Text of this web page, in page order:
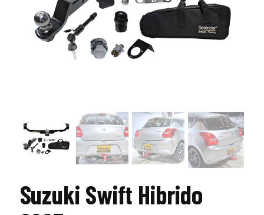
Suzuki Swift Hibrido